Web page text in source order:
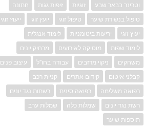
וטרינר בבאר שבע
זוגיות זיפות גגות
חתונה
טיפול בנשירת שיער
טיפול זוגי יועץ זוגי
ייעוץ זוגי
יעוץ זוגי
יריעות ביטומניות
לימוד אנגלית
לימוד שפות
מוסיקה לאירועים
מרחיק יונים
משחקים
ניקוי מרזבים עבודה בחו"ל
עיצוב פנים
קבלני איטום
קידום אתרים
קניית רכב
רפואה משלימה
רפואה סינית
רשתות נגד יונים
רשת נגד יונים
שמלות כלה
שמלות ערב
תוספות שיער